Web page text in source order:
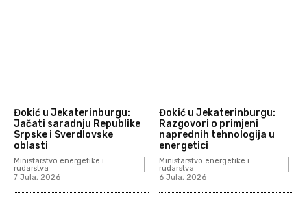
Đokić u Jekaterinburgu:
Jačati saradnju Republike
Srpske i Sverdlovske
oblasti
Ministarstvo energetike i
rudarstva
7 Jula, 2026
Đokić u Jekaterinburgu:
Razgovori o primjeni
naprednih tehnologija u
energetici
Ministarstvo energetike i
rudarstva
6 Jula, 2026